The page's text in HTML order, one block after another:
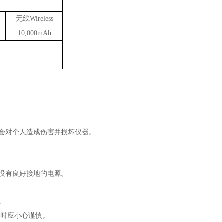
无线Wireless
10,000mAh
个人造成伤害并损坏仪器。
良好接地的电源。
应小心谨慎。